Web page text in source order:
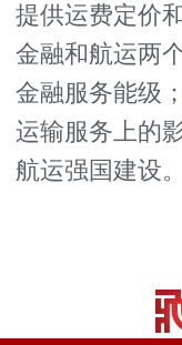
提供运费定价
金融和航运两
金融服务能级
运输服务上的
航运强国建设。